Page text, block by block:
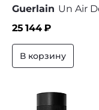
Guerlain Un Air
25 144₽
В корзину